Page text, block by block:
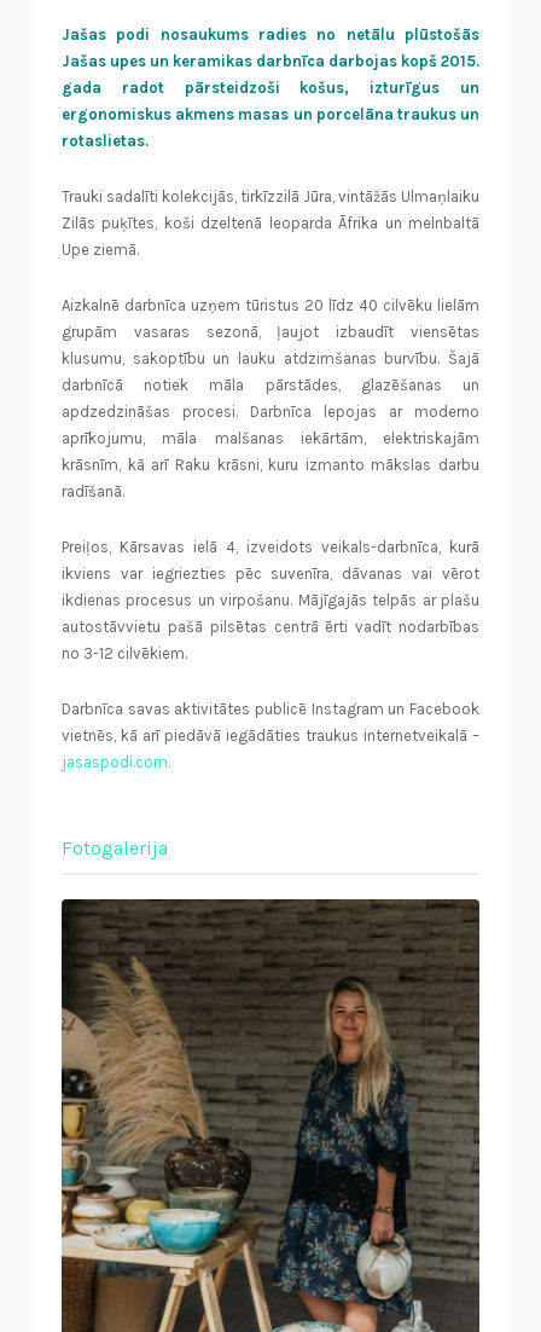
Jašas podi nosaukums radies no netālu plūstošās
Jašas upes un keramikas darbnīca darbojas kopš 2015.
gada radot pārsteidzoši košus, izturīgus un
ergonomiskus akmens masas un porcelāna traukus un
rotaslietas.
Trauki sadalīti kolekcijās, tirkīzzilā Jūra, vintāžās Ulmaņlaiku
Zilās puķītes, koši dzeltenā leoparda Āfrika un melnbaltā
Upe ziemā.
Aizkalnē darbnīca uzņem tūristus 20 līdz 40 cilvēku lielām
grupām vasaras sezonā, ļaujot izbaudīt viensētas
klusumu, sakoptību un lauku atdzimšanas burvību. Šajā
darbnīcā notiek māla pārstādes, glazēšanas un
apdzedzināšas procesi. Darbnīca lepojas ar moderno
aprīkojumu, māla malšanas iekārtām, elektriskajām
krāsnīm, kā arī Raku krāsni, kuru izmanto mākslas darbu
radīšanā.
Preiļos, Kārsavas ielā 4, izveidots veikals-darbnīca, kurā
ikviens var iegriezties pēc suvenīra, dāvanas vai vērot
ikdienas procesus un virpošanu. Mājīgajās telpās ar plašu
autostāvvietu pašā pilsētas centrā ērti vadīt nodarbības
no 3-12 cilvēkiem.
Darbnīca savas aktivitātes publicē Instagram un Facebook
vietnēs, kā arī piedāvā iegādāties traukus internetveikalā –
jasaspodi.com.
Fotogalerija